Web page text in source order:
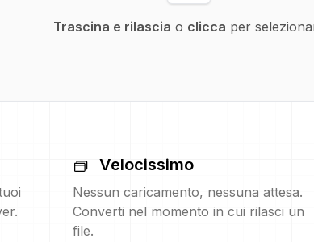
Trascina e rilascia o clicca per
Velocissimo
Nessun caricamento, nessuna attesa.
Converti nel momento in cui rilasci un
file.